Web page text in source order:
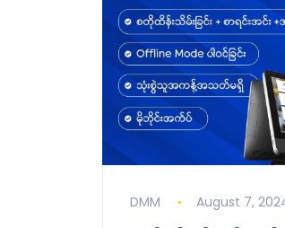
DMM August 7,